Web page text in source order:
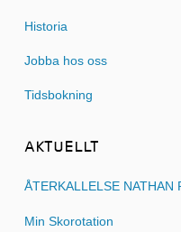
Historia
Jobba hos oss
Tidsbokning
AKTUELLT
ÅTERKALLELSE NATHAN
Min Skorotation